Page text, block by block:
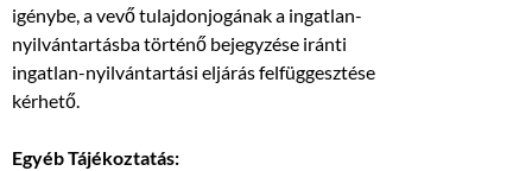
igénybe, a vevő tulajdonjogának a ingatlan-
nyilvántartásba történő bejegyzése iránti
ingatlan-nyilvántartási eljárás felfüggesztése
kérhető.
Egyéb Tájékoztatás: